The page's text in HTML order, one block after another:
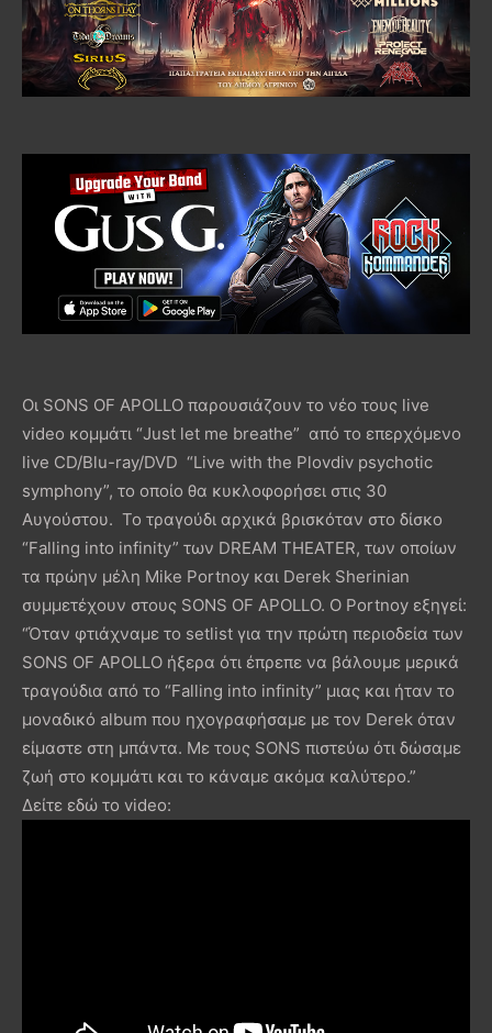
Οι SONS OF APOLLO παρουσιάζουν το νέο τους live
video κομμάτι “Just let me breathe” από το επερχόμενο
live CD/Blu-ray/DVD “Live with the Plovdiv psychotic
symphony”, το οποίο θα κυκλοφορήσει στις 30
Αυγούστου. Το τραγούδι αρχικά βρισκόταν στο δίσκο
“Falling into infinity” των DREAM THEATER, των οποίων
τα πρώην μέλη Mike Portnoy και Derek Sherinian
συμμετέχουν στους SONS OF APOLLO. Ο Portnoy εξηγεί:
“Όταν φτιάχναμε το setlist για την πρώτη περιοδεία των
SONS OF APOLLO ήξερα ότι έπρεπε να βάλουμε μερικά
τραγούδια από το “Falling into infinity” μιας και ήταν το
μοναδικό album που ηχογραφήσαμε με τον Derek όταν
είμαστε στη μπάντα. Με τους SONS πιστεύω ότι δώσαμε
ζωή στο κομμάτι και το κάναμε ακόμα καλύτερο.”
Δείτε εδώ το video: